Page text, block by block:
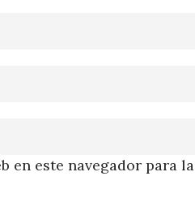
este navegador para